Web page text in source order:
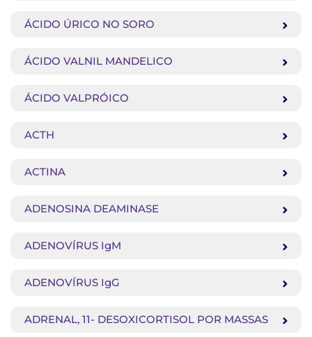
ÁCIDO ÚRICO NO SORO
ÁCIDO VALNIL MANDELICO
ÁCIDO VALPRÓICO
ACTH
ACTINA
ADENOSINA DEAMINASE
ADENOVÍRUS IgM
ADENOVÍRUS IgG
ADRENAL, 11- DESOXICORTISOL POR MASSAS